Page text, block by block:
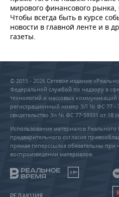
мирового финансового
Чтобы всегда быть в курсе
новости в главной ленте и в
газеты.
© 2015 - 2026 Сетевое издание
Федеральной службой по надзору в
технологий и массовых коммуникаций
регистрационный номер ЭЛ № ФС 77 -
свидетельство Эл № ФС 77-59331 от 18
Использование материалов
предварительного согласия
прямая гиперссылка обязательны
воспроизведении материалов.
18+